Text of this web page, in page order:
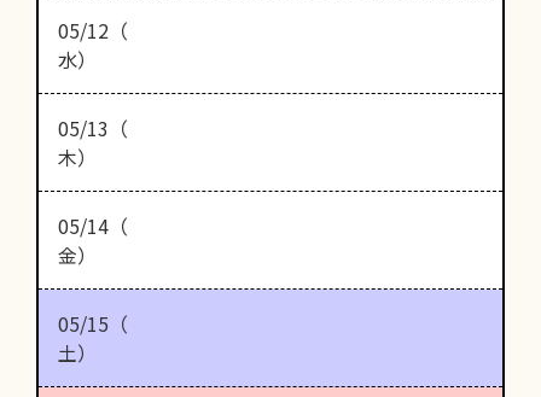
05/12（
水）
05/13（
木）
05/14（
金）
05/15（
土）